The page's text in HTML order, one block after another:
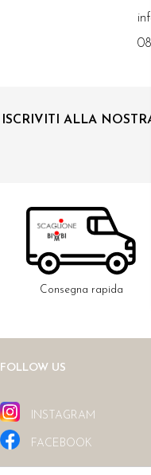
ISCRIVITI ALLA
Consegna rapida
FOLLOW US
INSTAGRAM
FACEBOOK